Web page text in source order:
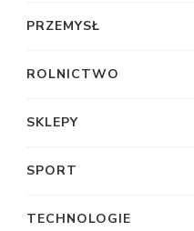
PRZEMYSŁ
ROLNICTWO
SKLEPY
SPORT
TECHNOLOGIE